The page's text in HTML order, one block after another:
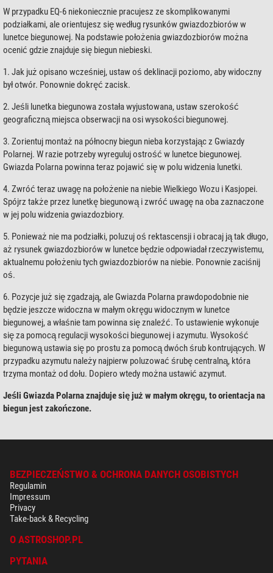
W przypadku EQ-6 niekoniecznie pracujesz ze skomplikowanymi
podziałkami, ale orientujesz się według rysunków gwiazdozbiorów w
lunetce biegunowej. Na podstawie położenia gwiazdozbiorów można
ocenić gdzie znajduje się biegun niebieski.
1. Jak już opisano wcześniej, ustaw oś deklinacji poziomo, aby widoczny
był otwór. Ponownie dokręć zacisk.
2. Jeśli lunetka biegunowa została wyjustowana, ustaw szerokość
geograficzną miejsca obserwacji na osi wysokości biegunowej.
3. Zorientuj montaż na północny biegun nieba korzystając z Gwiazdy
Polarnej. W razie potrzeby wyreguluj ostrość w lunetce biegunowej.
Gwiazda Polarna powinna teraz pojawić się w polu widzenia lunetki.
4. Zwróć teraz uwagę na położenie na niebie Wielkiego Wozu i Kasjopei.
Spójrz także przez lunetkę biegunową i zwróć uwagę na oba zaznaczone
w jej polu widzenia gwiazdozbiory.
5. Ponieważ nie ma podziałki, poluzuj oś rektascensji i obracaj ją tak długo,
aż rysunek gwiazdozbiorów w lunetce będzie odpowiadał rzeczywistemu,
aktualnemu położeniu tych gwiazdozbiorów na niebie. Ponownie zaciśnij
oś.
6. Pozycje już się zgadzają, ale Gwiazda Polarna prawdopodobnie nie
będzie jeszcze widoczna w małym okręgu widocznym w lunetce
biegunowej, a właśnie tam powinna się znaleźć. To ustawienie wykonuje
się za pomocą regulacji wysokości biegunowej i azymutu. Wysokość
biegunową ustawia się po prostu za pomocą dwóch śrub kontrujących. W
przypadku azymutu należy najpierw poluzować śrubę centralną, która
trzyma montaż od dołu. Dopiero wtedy można ustawić azymut.
Jeśli Gwiazda Polarna znajduje się już w małym okręgu, to orientacja na
biegun jest zakończone.
BEZPIECZEŃSTWO & OCHRONA DANYCH OSOBISTYCH
Regulamin
Impressum
Privacy
Take-back & Recycling
O ASTROSHOP.PL
PYTANIA